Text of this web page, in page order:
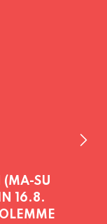
(MA-SU
16.8.